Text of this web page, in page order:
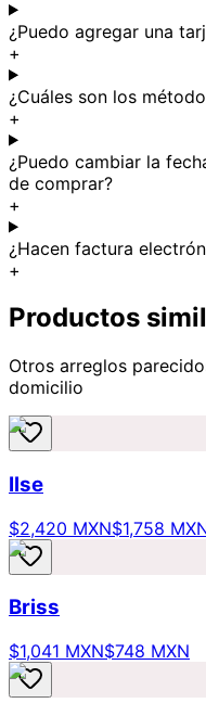
¿Puedo agregar una
+
¿Cuáles son los
+
¿Puedo cambiar la
de comprar?
+
¿Hacen factura
+
Productos
Otros arreglos
domicilio
Ilse
$2,420 MXN$1,758
Briss
$1,041 MXN$748 MXN